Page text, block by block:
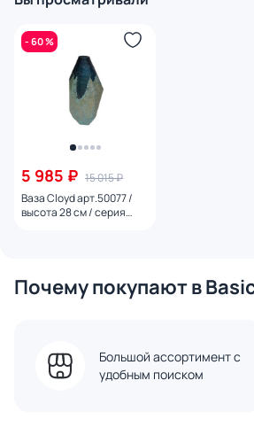
- 60 %
5 985 ₽ 15 015 ₽
Ваза Cloyd арт.50077 /
высота 28 см / серия
Почему покупают в
Большой ассортимент с
удобным поиском